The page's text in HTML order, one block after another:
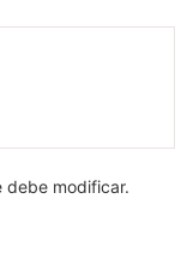
debe modificar.